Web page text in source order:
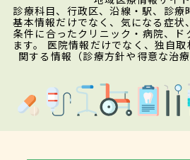
診療科目、行政区、沿線・駅、診療
基本情報だけでなく、気になる症状
条件に合ったクリニック・病院、ド
ます。 医院情報だけでなく、独自
関する情報（診療方針や得意な治